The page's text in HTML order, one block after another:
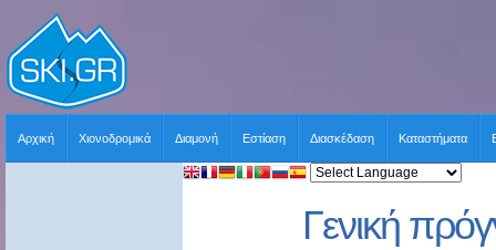
Αρχική Χιονοδρομικά Διαμονή Εστίαση Διασκέδαση Καταστήματα
Γενική